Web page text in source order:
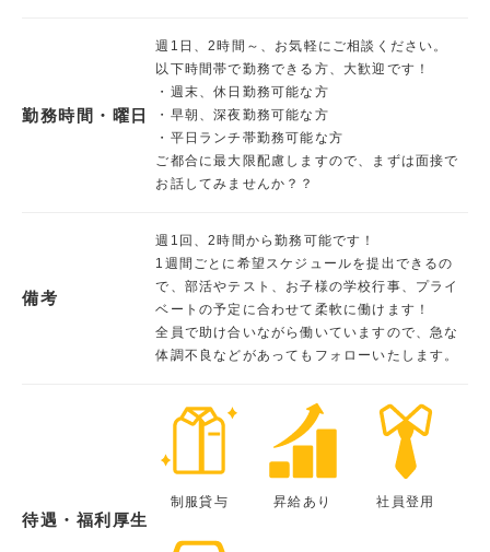
勤務時間・曜日
週1日、2時間～、お気軽にご相談ください。
以下時間帯で勤務できる方、大歓迎です！
・週末、休日勤務可能な方
・早朝、深夜勤務可能な方
・平日ランチ帯勤務可能な方
ご都合に最大限配慮しますので、まずは面接で
お話してみませんか？？
備考
週1回、2時間から勤務可能です！
1週間ごとに希望スケジュールを提出できるの
で、部活やテスト、お子様の学校行事、プライ
ベートの予定に合わせて柔軟に働けます！
全員で助け合いながら働いていますので、急な
体調不良などがあってもフォローいたします。
待遇・福利厚生
制服貸与 昇給あり 社員登用